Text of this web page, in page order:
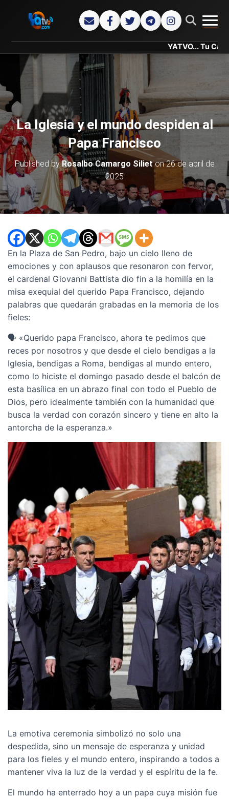
YATVO... Tu Canal
La Iglesia y el mundo despiden al
Papa Francisco
Published byRosalbo Camargo Silieton26 de abril de
2025
En la Plaza de San Pedro, bajo un cielo lleno de
emociones y con aplausos que resonaron con fervor,
el cardenal Giovanni Battista dio fin a la homilía en la
misa exequial del querido Papa Francisco, dejando
palabras que quedarán grabadas en la memoria de los
fieles:
🗣️ «Querido papa Francisco, ahora te pedimos que
reces por nosotros y que desde el cielo bendigas a la
Iglesia, bendigas a Roma, bendigas al mundo entero,
como lo hiciste el domingo pasado desde el balcón de
esta basílica en un abrazo final con todo el Pueblo de
Dios, pero idealmente también con la humanidad que
busca la verdad con corazón sincero y tiene en alto la
antorcha de la esperanza.»
La emotiva ceremonia simbolizó no solo una
despedida, sino un mensaje de esperanza y unidad
para los fieles y el mundo entero, inspirando a todos a
mantener viva la luz de la verdad y el espíritu de la fe.
El mundo ha enterrado hoy a un papa cuya misión fue